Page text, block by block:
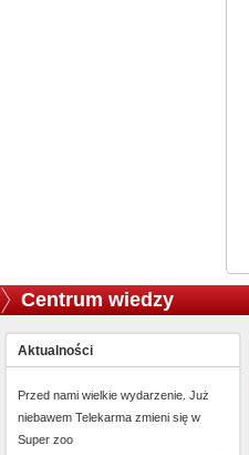
Centrum wiedzy
Aktualności
Przed nami wielkie wydarzenie. Już
niebawem Telekarma zmieni się w
Super zoo